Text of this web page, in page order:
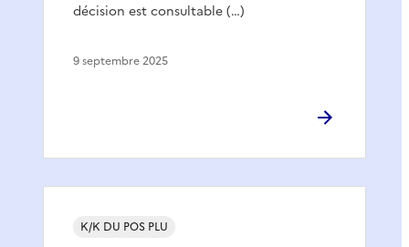
décision est consultable (…)
9 septembre 2025
K/K DU POS PLU